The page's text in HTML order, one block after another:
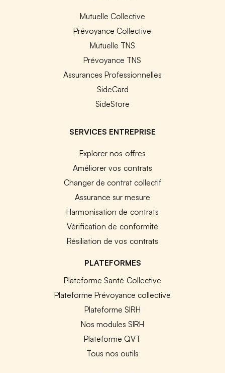
Mutuelle Collective
Prévoyance Collective
Mutuelle TNS
Prévoyance TNS
Assurances Professionnelles
SideCard
SideStore
SERVICES ENTREPRISE
Explorer nos offres
Améliorer vos contrats
Changer de contrat collectif
Assurance sur mesure
Harmonisation de contrats
Vérification de conformité
Résiliation de vos contrats
PLATEFORMES
Plateforme Santé Collective
Plateforme Prévoyance collective
Plateforme SIRH
Nos modules SIRH
Plateforme QVT
Tous nos outils